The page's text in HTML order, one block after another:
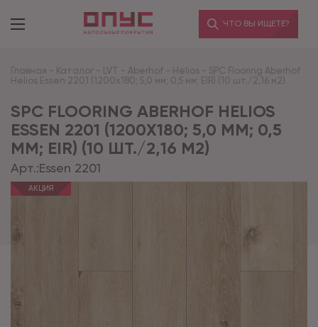
ЧТО ВЫ ИЩЕТЕ?
Главная - Каталог - LVT - Aberhof - Helios - SPC Flooring Aberhof
Helios Essen 2201 (1200х180; 5,0 мм; 0,5 мм; EIR) (10 шт./2,16 м2)
SPC FLOORING ABERHOF HELIOS
ESSEN 2201 (1200Х180; 5,0 ММ; 0,5
ММ; EIR) (10 ШТ./2,16 М2)
Арт.:Essen 2201
АКЦИЯ